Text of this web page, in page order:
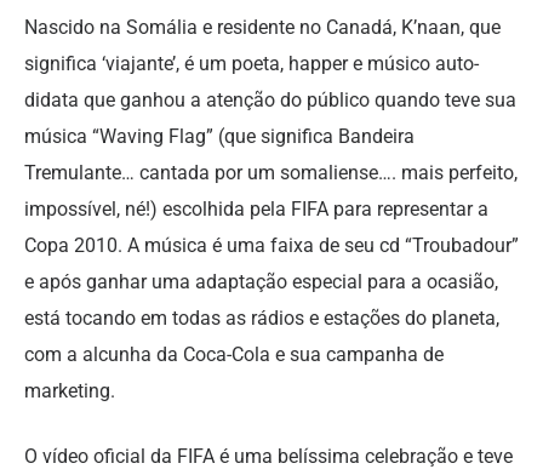
Nascido na Somália e residente no Canadá, K’naan, que
significa ‘viajante’, é um poeta, happer e músico auto-
didata que ganhou a atenção do público quando teve sua
música “Waving Flag” (que significa Bandeira
Tremulante… cantada por um somaliense…. mais perfeito,
impossível, né!) escolhida pela FIFA para representar a
Copa 2010. A música é uma faixa de seu cd “Troubadour”
e após ganhar uma adaptação especial para a ocasião,
está tocando em todas as rádios e estações do planeta,
com a alcunha da Coca-Cola e sua campanha de
marketing.
O vídeo oficial da FIFA é uma belíssima celebração e teve